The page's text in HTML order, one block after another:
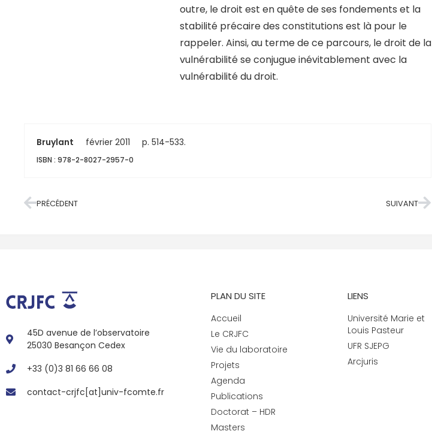
outre, le droit est en quête de ses fondements et la
stabilité précaire des constitutions est là pour le
rappeler. Ainsi, au terme de ce parcours, le droit de la
vulnérabilité se conjugue inévitablement avec la
vulnérabilité du droit.
Bruylant février 2011 p. 514-533.
ISBN : 978-2-8027-2957-0
PRÉCÉDENT SUIVANT
45D avenue de l’observatoire
25030 Besançon Cedex
+33 (0)3 81 66 66 08
contact-crjfc[at]univ-fcomte.fr
PLAN DU SITE
Accueil
Le CRJFC
Vie du laboratoire
Projets
Agenda
Publications
Doctorat – HDR
Masters
LIENS
Université Marie et
Louis Pasteur
UFR SJEPG
Arcjuris